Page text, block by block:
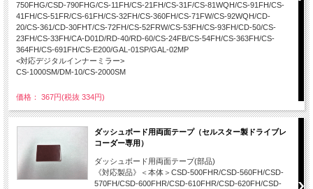
750FHG/CSD-790FHG/CS-11FH/CS-21FH/CS-31F/CS-81WQH/CS-91FH/CS-
41FH/CS-51FR/CS-61FH/CS-32FH/CS-360FH/CS-71FW/CS-92WQH/CD-
20/CS-361/CD-30FHT/CS-72FH/CS-52FRW/CS-53FH/CS-93FH/CD-50/CS-
23FH/CS-33FH/CA-D01D/RD-40/RD-60/CS-24FB/CS-54FH/CS-363FH/CS-
364FH/CS-691FH/CS-E200/GAL-01SP/GAL-02MP
<対応デジタルインナーミラー>
CS-1000SM/DM-10/CS-2000SM
価格： 367円(税抜 334円)
ダッシュボード用両面テープ（セルスター製ドライブレ
コーダー専用）
ダッシュボード用両面テープ(部品)
《対応製品》＜本体＞CSD-500FHR/CSD-560FH/CSD-
570FH/CSD-600FHR/CSD-610FHR/CSD-620FH/CSD-